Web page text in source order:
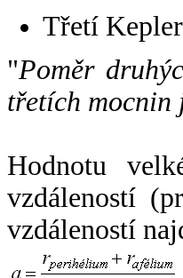
Třetí
"Poměr
třetích mocnin
Hodnotu
vzdáleností
vzdáleností